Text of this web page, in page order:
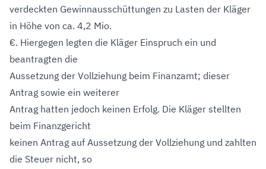
verdeckten Gewinnausschüttungen zu Lasten der Kläger
in Höhe von ca. 4,2 Mio.
€. Hiergegen legten die Kläger Einspruch ein und
beantragten die
Aussetzung der Vollziehung beim Finanzamt; dieser
Antrag sowie ein weiterer
Antrag hatten jedoch keinen Erfolg. Die Kläger stellten
beim Finanzgericht
keinen Antrag auf Aussetzung der Vollziehung und zahlten
die Steuer nicht, so